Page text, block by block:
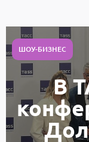
ШОУ-БИЗНЕС
В